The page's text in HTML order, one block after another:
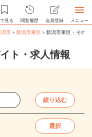
見る 閲覧履歴 会員登録 メニュー
潟市＞新潟市東区＞新潟市東区・その
ト・求人情報
絞り込む
選択